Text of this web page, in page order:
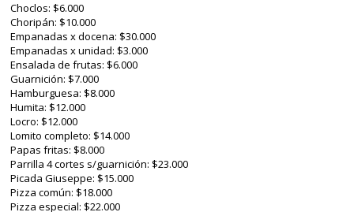
Choclos: $6.000
Choripán: $10.000
Empanadas x docena: $30.000
Empanadas x unidad: $3.000
Ensalada de frutas: $6.000
Guarnición: $7.000
Hamburguesa: $8.000
Humita: $12.000
Locro: $12.000
Lomito completo: $14.000
Papas fritas: $8.000
Parrilla 4 cortes s/guarnición: $23.000
Picada Giuseppe: $15.000
Pizza común: $18.000
Pizza especial: $22.000